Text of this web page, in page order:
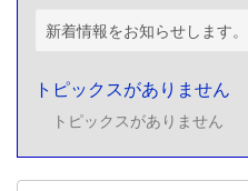
新着情報をお知らせします。
トピックスがありません
トピックスがありません